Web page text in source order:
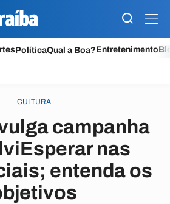
PolíticaQual a Boa?Entretenimento
CULTURA
campanha
nas
entenda os